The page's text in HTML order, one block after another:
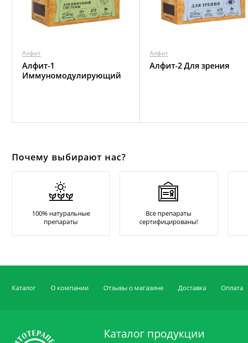
Алфит
Алфит-1
Иммуномодулирующий
Алфит
Алфит-2 Для зрения
Почему выбирают нас?
100% натуральные
препараты
Все препараты
сертифицированы!
Каталог О компании Отзывы о магазине Доставка Оплата
Каталог продукции